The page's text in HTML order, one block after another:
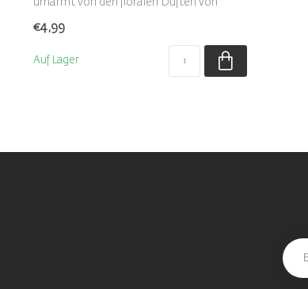
umarmt von den floralen Düften von
€4,99
Auf Lager